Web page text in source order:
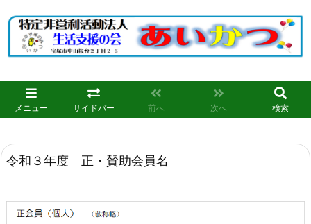
メニュー サイドバー 前へ 次へ 検索
令和３年度 正・賛助会員名